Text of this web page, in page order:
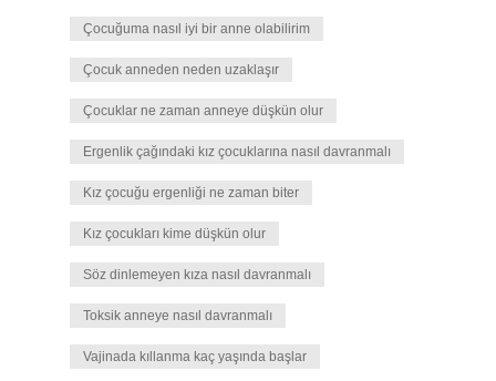
Çocuğuma nasıl iyi bir anne olabilirim
Çocuk anneden neden uzaklaşır
Çocuklar ne zaman anneye düşkün olur
Ergenlik çağındaki kız çocuklarına nasıl davranmalı
Kız çocuğu ergenliği ne zaman biter
Kız çocukları kime düşkün olur
Söz dinlemeyen kıza nasıl davranmalı
Toksik anneye nasıl davranmalı
Vajinada kıllanma kaç yaşında başlar